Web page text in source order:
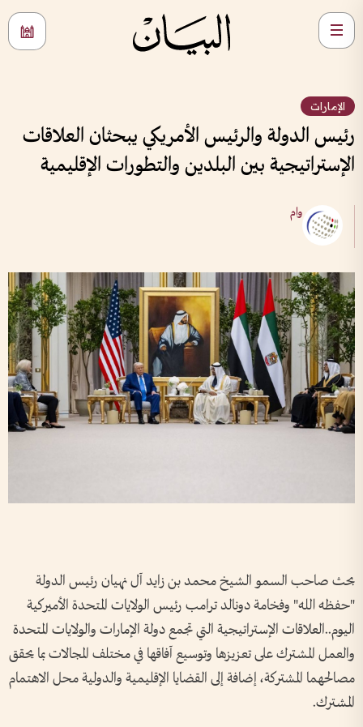
الإمارات
رئيس الدولة والرئيس الأمريكي يبحثان العلاقات
الإستراتيجية بين البلدين والتطورات الإقليمية
وام
بحث صاحب السمو الشيخ محمد بن زايد آل نهيان رئيس الدولة
"حفظه الله" وفخامة دونالد ترامب رئيس الولايات المتحدة الأميركية
اليوم..العلاقات الإستراتيجية التي تجمع دولة الإمارات والولايات المتحدة
والعمل المشترك على تعزيزها وتوسيع آفاقها في مختلف المجالات بما يحقق
مصالحهما المشتركة، إضافة إلى القضايا الإقليمية والدولية محل الاهتمام
المشترك.